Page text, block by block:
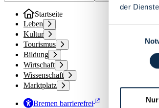
der
Startseite
Leben
Kultur
Tourismus
Bildung
Wirtschaft
Wissenschaft
Marktplatz
Bremen barrierefrei